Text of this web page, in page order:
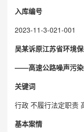
入库编号
2023-11-3-021-001
吴某诉原江苏省环境
——高速公路噪声污染
关键词
行政 不履行法定职责
基本案情